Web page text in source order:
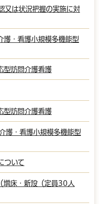
又は状況把握の実施に対
護・看護小規模多機能型
訪問介護看護
訪問介護看護
護・看護小規模多機能型
ついて
増床・新設（定員30人